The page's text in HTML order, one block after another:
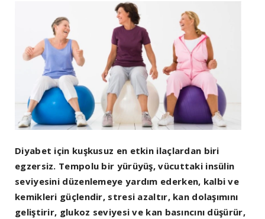
Diyabet için kuşkusuz en etkin ilaçlardan biri
egzersiz. Tempolu bir yürüyüş, vücuttaki insülin
seviyesini düzenlemeye yardım ederken, kalbi ve
kemikleri güçlendir, stresi azaltır, kan dolaşımını
geliştirir, glukoz seviyesi ve kan basıncını düşürür,